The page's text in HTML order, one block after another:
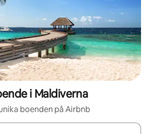
i Maldiverna
boenden på Airbnb